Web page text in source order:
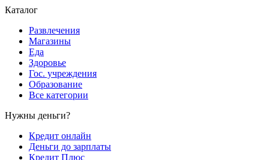
Каталог
Развлечения
Магазины
Еда
Здоровье
Гос. учреждения
Образование
Все категории
Нужны деньги?
Кредит онлайн
Деньги до зарплаты
Кредит Плюс